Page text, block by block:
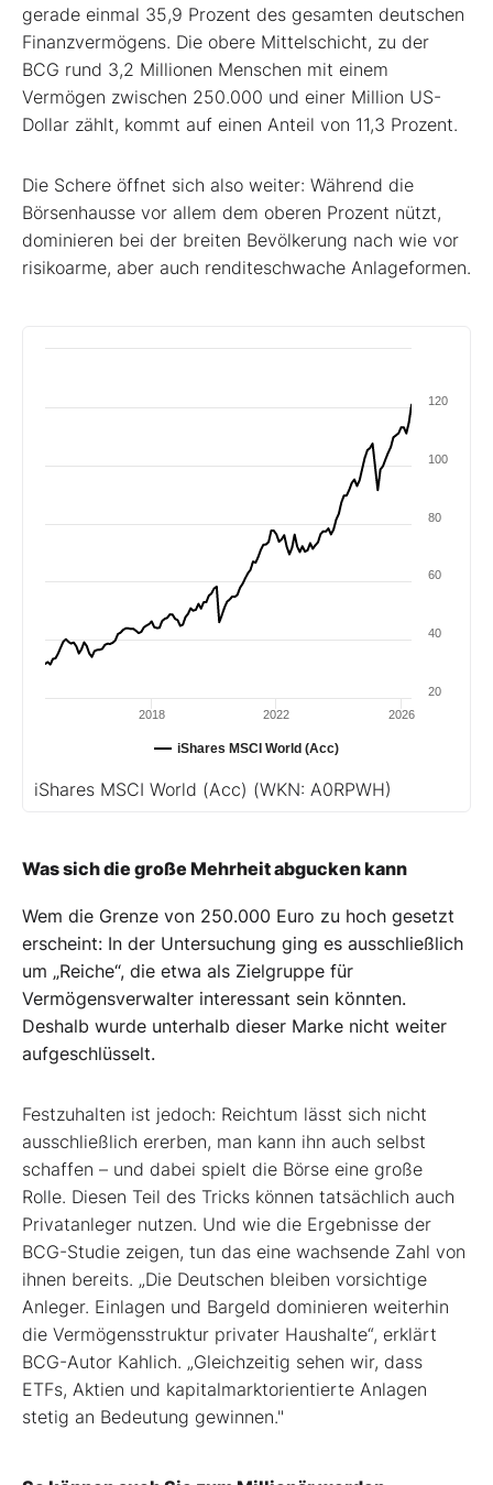
gerade einmal 35,9 Prozent des gesamten deutschen
Finanzvermögens. Die obere Mittelschicht, zu der
BCG rund 3,2 Millionen Menschen mit einem
Vermögen zwischen 250.000 und einer Million US-
Dollar zählt, kommt auf einen Anteil von 11,3 Prozent.
Die Schere öffnet sich also weiter: Während die
Börsenhausse vor allem dem oberen Prozent nützt,
dominieren bei der breiten Bevölkerung nach wie vor
risikoarme, aber auch renditeschwache Anlageformen.
iShares MSCI World (Acc)
2018 2022 2026
100
20
40
60
80
120
iShares MSCI World (Acc) (WKN: A0RPWH)
Was sich die große Mehrheit abgucken kann
Wem die Grenze von 250.000 Euro zu hoch gesetzt
erscheint: In der Untersuchung ging es ausschließlich
um „Reiche“, die etwa als Zielgruppe für
Vermögensverwalter interessant sein könnten.
Deshalb wurde unterhalb dieser Marke nicht weiter
aufgeschlüsselt.
Festzuhalten ist jedoch: Reichtum lässt sich nicht
ausschließlich ererben, man kann ihn auch selbst
schaffen – und dabei spielt die Börse eine große
Rolle. Diesen Teil des Tricks können tatsächlich auch
Privatanleger nutzen. Und wie die Ergebnisse der
BCG-Studie zeigen, tun das eine wachsende Zahl von
ihnen bereits. „Die Deutschen bleiben vorsichtige
Anleger. Einlagen und Bargeld dominieren weiterhin
die Vermögensstruktur privater Haushalte“, erklärt
BCG-Autor Kahlich. „Gleichzeitig sehen wir, dass
ETFs, Aktien und kapitalmarktorientierte Anlagen
stetig an Bedeutung gewinnen."